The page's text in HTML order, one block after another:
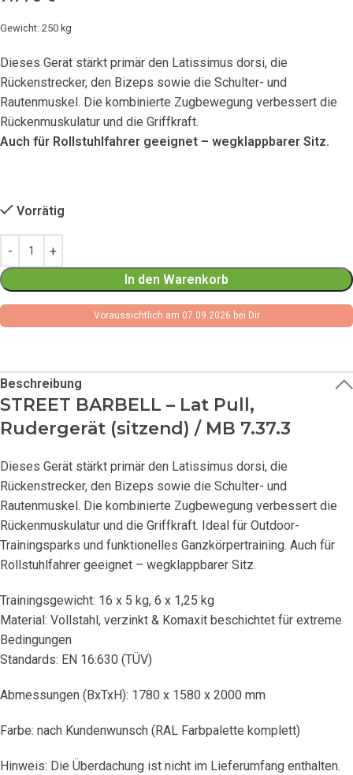
Gewicht: 250 kg
Dieses Gerät stärkt primär den Latissimus dorsi, die
Rückenstrecker, den Bizeps sowie die Schulter- und
Rautenmuskel. Die kombinierte Zugbewegung verbessert die
Rückenmuskulatur und die Griffkraft.
Auch für Rollstuhlfahrer geeignet – wegklappbarer Sitz.
Vorrätig
In den Warenkorb
Voraussichtlich am 07.09.2026 bei Dir
Beschreibung
STREET BARBELL – Lat Pull,
Rudergerät (sitzend) / MB 7.37.3
Dieses Gerät stärkt primär den Latissimus dorsi, die
Rückenstrecker, den Bizeps sowie die Schulter- und
Rautenmuskel. Die kombinierte Zugbewegung verbessert die
Rückenmuskulatur und die Griffkraft. Ideal für Outdoor-
Trainingsparks und funktionelles Ganzkörpertraining. Auch für
Rollstuhlfahrer geeignet – wegklappbarer Sitz.
Trainingsgewicht: 16 x 5 kg, 6 x 1,25 kg
Material: Vollstahl, verzinkt & Komaxit beschichtet für extreme
Bedingungen
Standards: EN 16:630 (TÜV)
Abmessungen (BxTxH): 1780 x 1580 x 2000 mm
Farbe: nach Kundenwunsch (RAL Farbpalette komplett)
Hinweis: Die Überdachung ist nicht im Lieferumfang enthalten.